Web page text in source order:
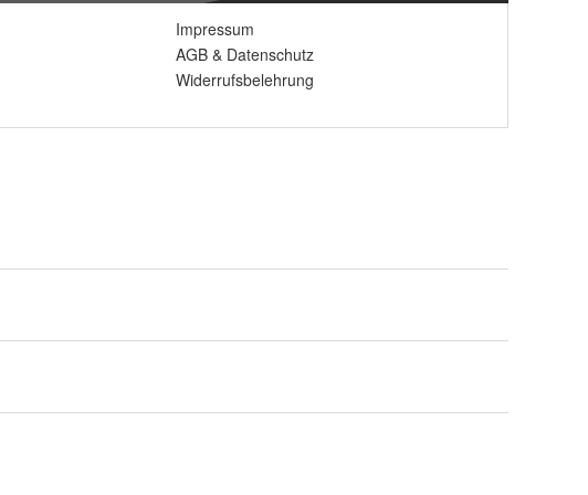
Impressum
AGB & Datenschutz
Widerrufsbelehrung